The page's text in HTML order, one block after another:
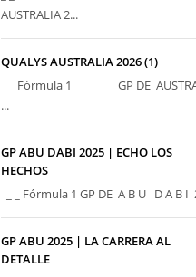
AUSTRALIA 2...
QUALYS AUSTRALIA 2026 (1)
_ _ Fórmula 1 GP DE
...
GP ABU DABI 2025 | ECHO LOS
HECHOS
_ _ Fórmula 1 GP DE A B U D A B I
GP ABU 2025 | LA CARRERA AL
DETALLE